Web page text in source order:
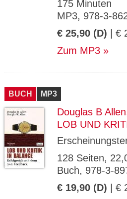
175 Minuten
MP3, 978-3-
€ 25,90 (D) | €
Zum MP3
BUCH MP3
Douglas B Allen
LOB UND
128 Seiten,
Buch, 978-3-
€ 19,90 (D) | €